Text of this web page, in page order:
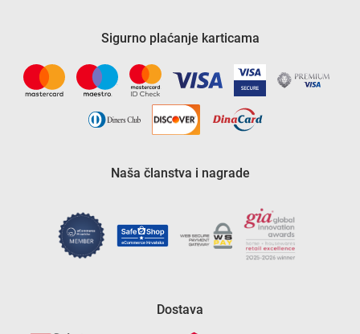
Sigurno plaćanje karticama
Naša članstva i nagrade
Dostava